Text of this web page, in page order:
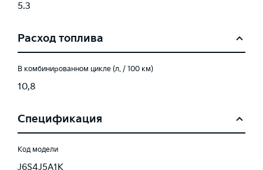
5.3
Расход топлива
В комбинированном цикле (л. / 100 км)
10,8
Спецификация
Код модели
J6S4J5A1K